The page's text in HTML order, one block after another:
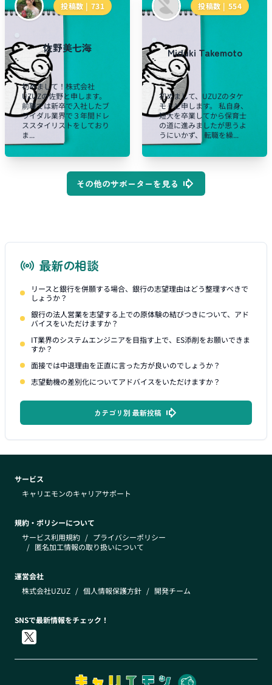
投稿数 | 731
佐野美七海
初めまして！株式会社
UZUZの佐野と申します。
前職では新卒で入社したブ
ライダル業界で３年間ドレ
ススタイリストをしており
ま...
投稿数 | 554
Miduki Takemoto
初めまして、UZUZのタケ
モトと申します。 私自身、
短大を卒業してから保育士
の道に進みましたが思うよ
うにいかず、 転職を繰...
その他のサポーターを見る
最新の相談
リースと銀行を併願する場合、銀行の志望理由はどう整理すべきで
しょうか？
銀行の法人営業を志望する上での原体験の結びつきについて、アド
バイスをいただけますか？
IT業界のシステムエンジニアを目指す上で、ES添削をお願いできま
すか？
面接では中退理由を正直に言った方が良いのでしょうか？
志望動機の差別化についてアドバイスをいただけますか？
カテゴリ別 最新投稿
サービス
キャリエモンのキャリアサポート
規約・ポリシーについて
サービス利用規約 / プライバシーポリシー
/ 匿名加工情報の取り扱いについて
運営会社
株式会社UZUZ / 個人情報保護方針 / 開発チーム
SNSで最新情報をチェック！